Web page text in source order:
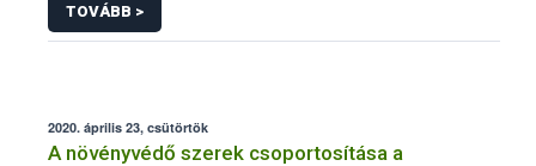
TOVÁBB >
2020. április 23, csütörtök
A növényvédő szerek csoportosítása a